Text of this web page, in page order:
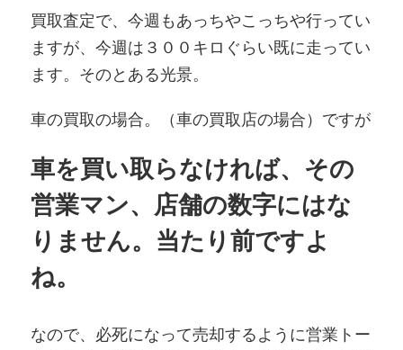
買取査定で、今週もあっちやこっちや行ってい
ますが、今週は３００キロぐらい既に走ってい
ます。そのとある光景。
車の買取の場合。（車の買取店の場合）ですが
車を買い取らなければ、その
営業マン、店舗の数字にはな
りません。当たり前ですよ
ね。
なので、必死になって売却するように営業トー